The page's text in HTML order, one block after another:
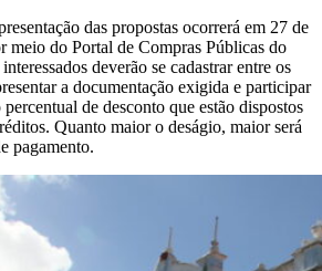
das propostas ocorrerá em 27 de
meio do Portal de Compras Públicas do
deverão se cadastrar entre os
a documentação exigida e participar
de desconto que estão dispostos
Quanto maior o deságio, maior será
pagamento.